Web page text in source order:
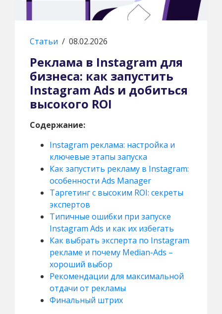
Статьи / 08.02.2026
Реклама в Instagram для
бизнеса: как запустить
Instagram Ads и добиться
высокого ROI
Содержание:
Instagram реклама: настройка и
ключевые этапы запуска
Как запустить рекламу в Instagram:
особенности Ads Manager
Таргетинг с высоким ROI: секреты
экспертов
Типичные ошибки при запуске
Instagram Ads и как их избегать
Как выбрать эксперта по Instagram
рекламе и почему Median-Ads –
хороший выбор
Рекомендации для максимальной
отдачи от рекламы
Финальный штрих